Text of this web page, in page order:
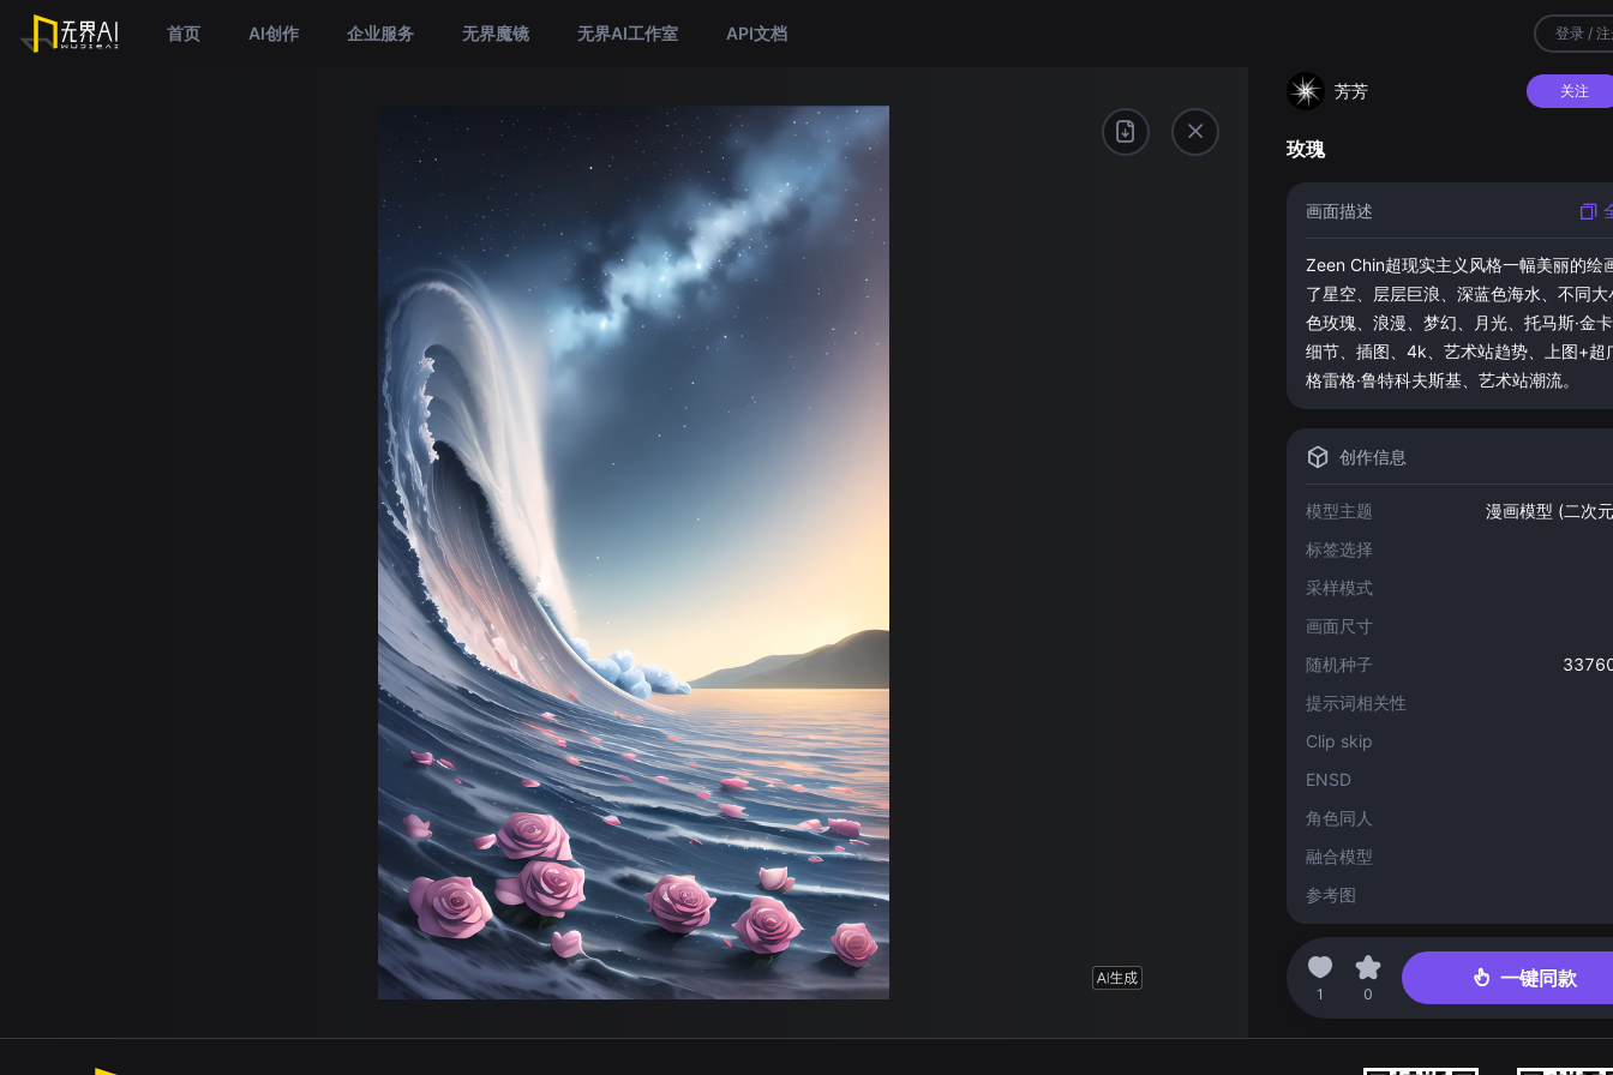
首页 AI创作 企业服务 无界魔镜 无界AI工作室 API文档 登录 /
芳芳 关注
玫瑰
画面描述
Zeen Chin超现实主义风格一幅美丽的绘
了星空、层层巨浪、深蓝色海水、不同大
色玫瑰、浪漫、梦幻、月光、托马斯·金
细节、插图、4k、艺术站趋势、上图+超
格雷格·鲁特科夫斯基、艺术站潮流。
创作信息
模型主题
漫画模型 (二次
标签选择
采样模式
画面尺寸
随机种子
提示词相关性
Clip skip
ENSD
角色同人
融合模型
参考图
2022-11-18 06:41
1 0
一键同款